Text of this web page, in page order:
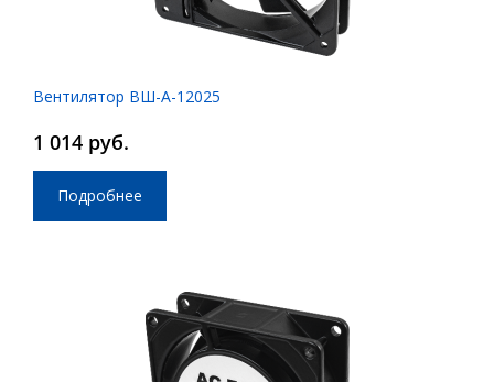
Вентилятор ВШ-А-12025
1 014 руб.
Подробнее